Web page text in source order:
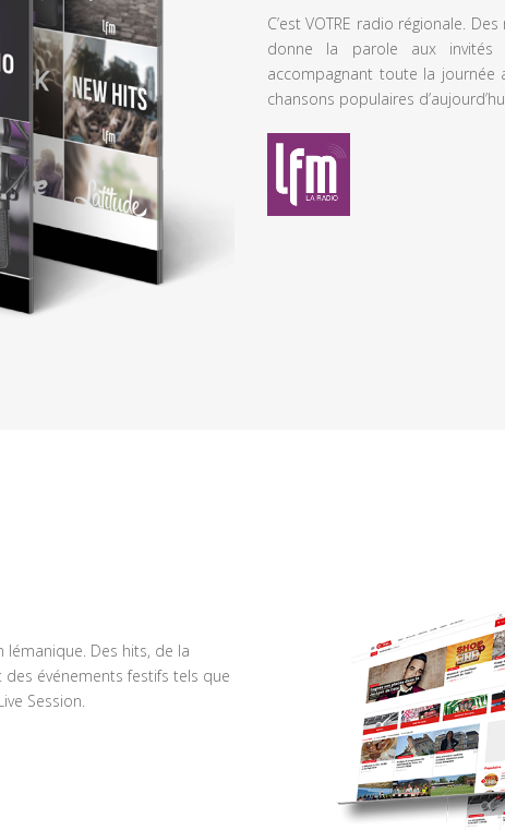
C’est VOTRE radio régionale.
donne la parole aux
accompagnant toute la journée
chansons populaires
lémanique. Des hits, de la
événements festifs tels que
Session.